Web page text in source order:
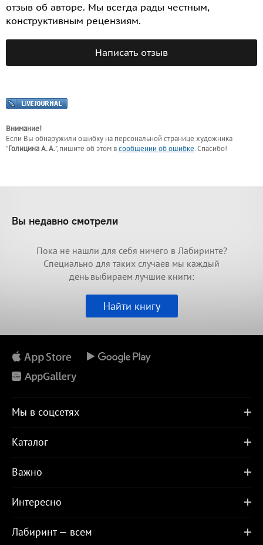
отзыв об авторе. Мы всегда рады честным,
конструктивным рецензиям.
Написать отзыв
Внимание!
Если Вы обнаружили ошибку на персональной странице художника
"Голицина А. А.", пишите об этом всообщении об ошибке. Спасибо!
Вы недавно смотрели
Пока не нашли для себя ничего в Лабиринте?
Специально для таких случаев мы каждый
день выбираем лучшие книги:
Найти книгу
Мы в соцсетях
Каталог
Важно
Интересно
Лабиринт — всем